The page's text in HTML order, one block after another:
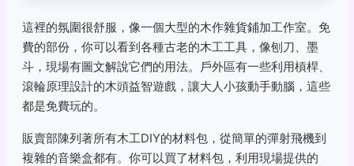
這裡的氛圍很舒服，像一個大型的木作雜貨鋪加工作室。免
費的部份，你可以看到各種古老的木工工具，像刨刀、墨
斗，現場有圖文解說它們的用法。戶外區有一些利用槓桿、
滾輪原理設計的木頭益智遊戲，讓大人小孩動手動腦，這些
都是免費玩的。
販賣部陳列著所有木工DIY的材料包，從簡單的彈射飛機到
複雜的音樂盒都有。你可以買了材料包，利用現場提供的